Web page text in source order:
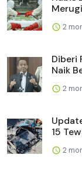
2
Diberi
Naik
2
15
2